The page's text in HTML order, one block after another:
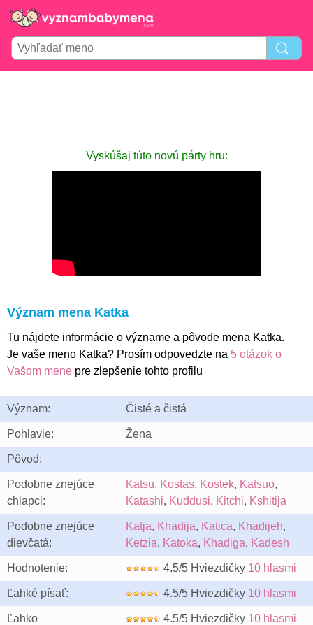
Vyskúšaj túto novú párty hru:
Význam mena Katka
Tu nájdete informácie o význame a pôvode mena Katka.
Je vaše meno Katka? Prosím odpovedzte na 5 otázok o
Vašom mene pre zlepšenie tohto profilu
Význam: Čisté a čistá
Pohlavie: Žena
Pôvod:
Podobne znejúce
chlapci:
Katsu, Kostas, Kostek, Katsuo,
Katashi, Kuddusi, Kitchi, Kshitija
Podobne znejúce
dievčatá:
Katja, Khadija, Katica, Khadijeh,
Ketzia, Katoka, Khadiga, Kadesh
Hodnotenie: 4.5/5 Hviezdičky 10 hlasmi
Ľahké písať: 4.5/5 Hviezdičky 10 hlasmi
Ľahko
4.5/5 Hviezdičky 10 hlasmi